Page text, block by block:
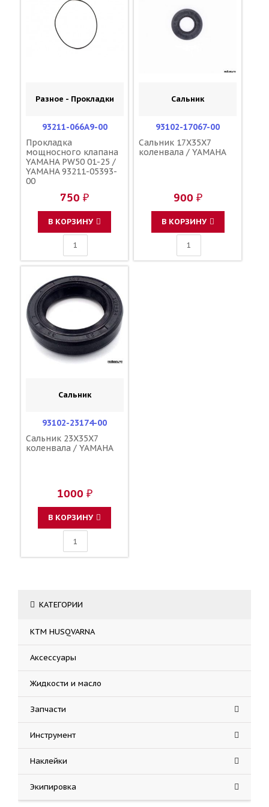
Разное - Прокладки
93211-066A9-00
Прокладка
мощносного клапана
YAMAHA PW50 01-25 /
YAMAHA 93211-05393-
00
750 ₽
В КОРЗИНУ
Сальник
93102-17067-00
Сальник 17X35X7
коленвала / YAMAHA
900 ₽
В КОРЗИНУ
Сальник
93102-23174-00
Сальник 23X35X7
коленвала / YAMAHA
1000 ₽
В КОРЗИНУ
КАТЕГОРИИ
KTM HUSQVARNA
Аксессуары
Жидкости и масло
Запчасти
Инструмент
Наклейки
Экипировка